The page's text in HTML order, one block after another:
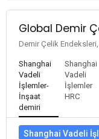
Global Demir
Demir Çelik
Shanghai
Vadeli
İşlemler-
İnşaat
demiri
Shanghai
Vadeli
İşlemler
HRC
Shanghai Vadeli